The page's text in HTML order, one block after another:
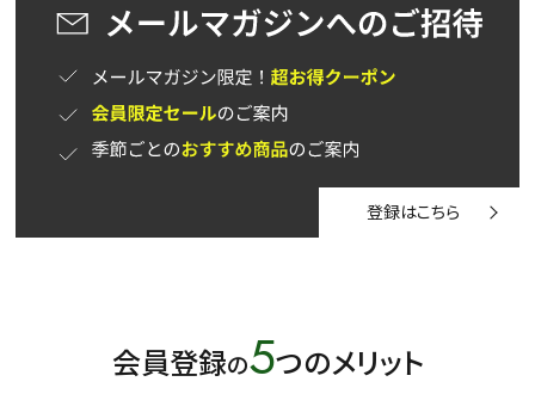
登録はこちら
会員登録の5つのメリット